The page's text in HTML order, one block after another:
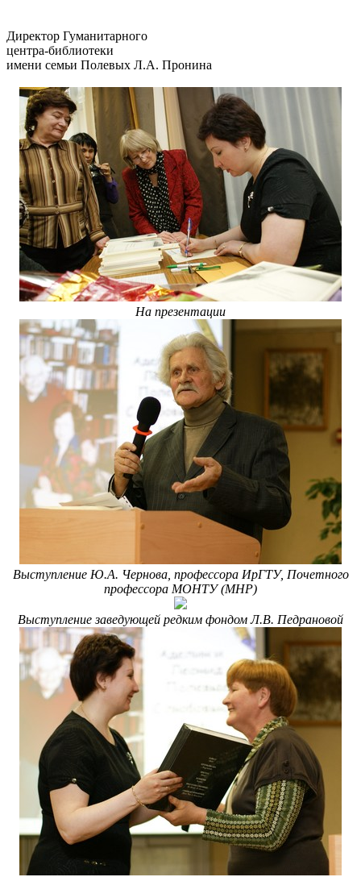
Директор Гуманитарного
центра-библиотеки
имени семьи Полевых Л.А. Пронина
На презентации
Выступление Ю.А. Чернова, профессора ИрГТУ, Почетного
профессора МОНТУ (МНР)
Выступление заведующей редким фондом Л.В. Педрановой